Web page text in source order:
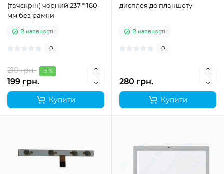
(тачскрін) чорний 237 * 160
мм без рамки
В наявності
0
210 грн. -5 %
199 грн.
Купити
дисплея до планшету
В наявності
0
280 грн.
Купити